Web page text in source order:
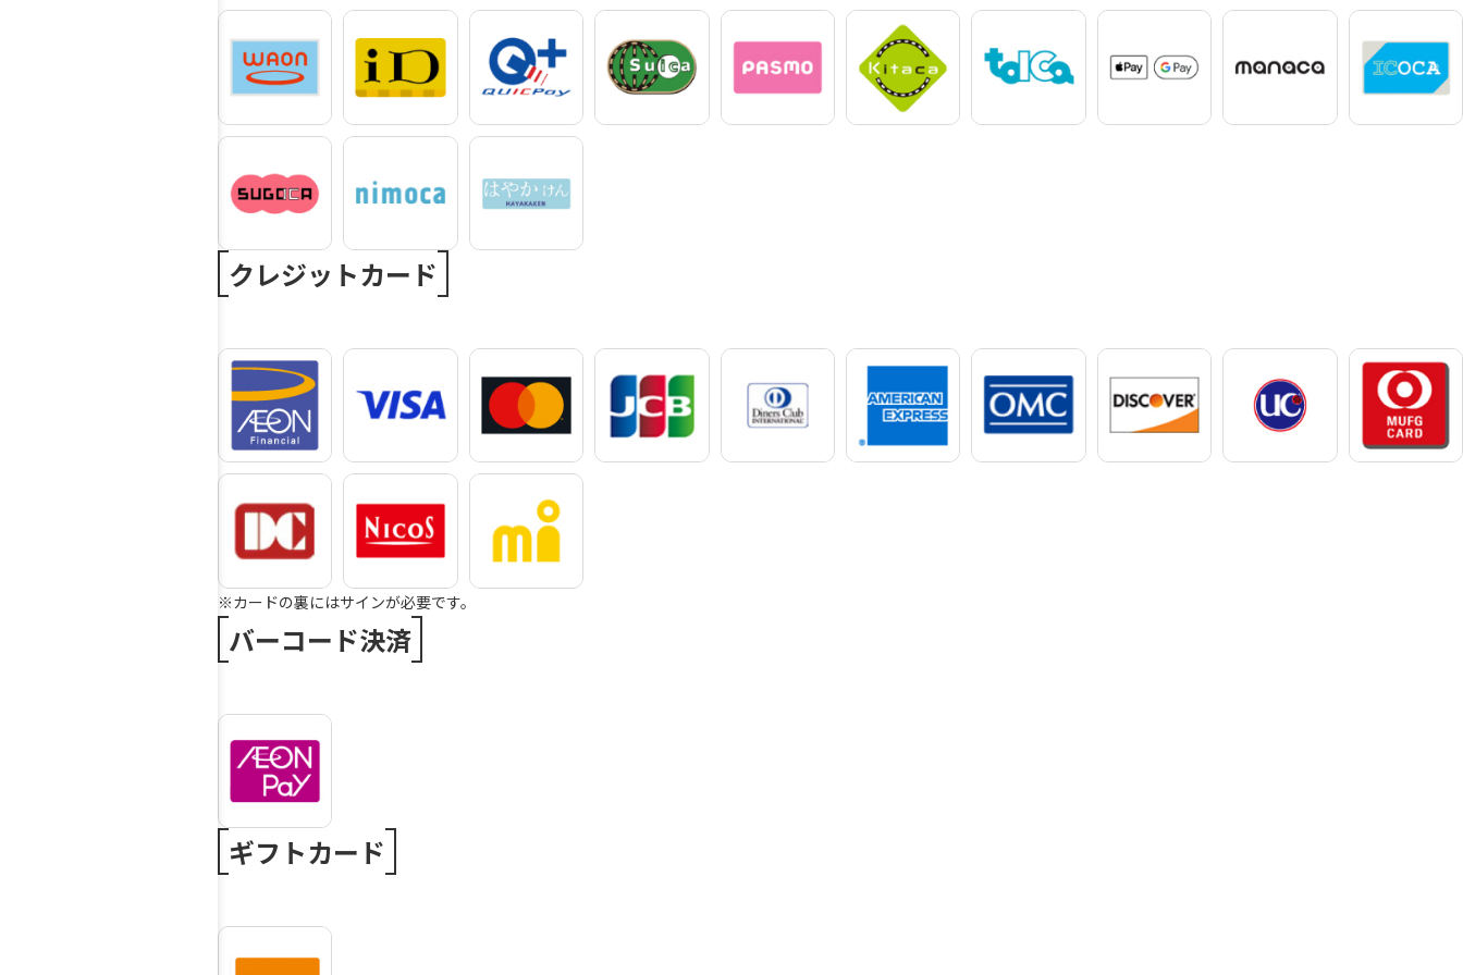
クレジットカード
※カードの裏にはサインが必要です。
バーコード決済
ギフトカード